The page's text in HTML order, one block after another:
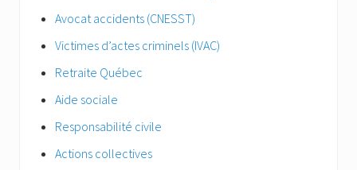
Avocat accidents (CNESST)
Victimes d’actes criminels (IVAC)
Retraite Québec
Aide sociale
Responsabilité civile
Actions collectives